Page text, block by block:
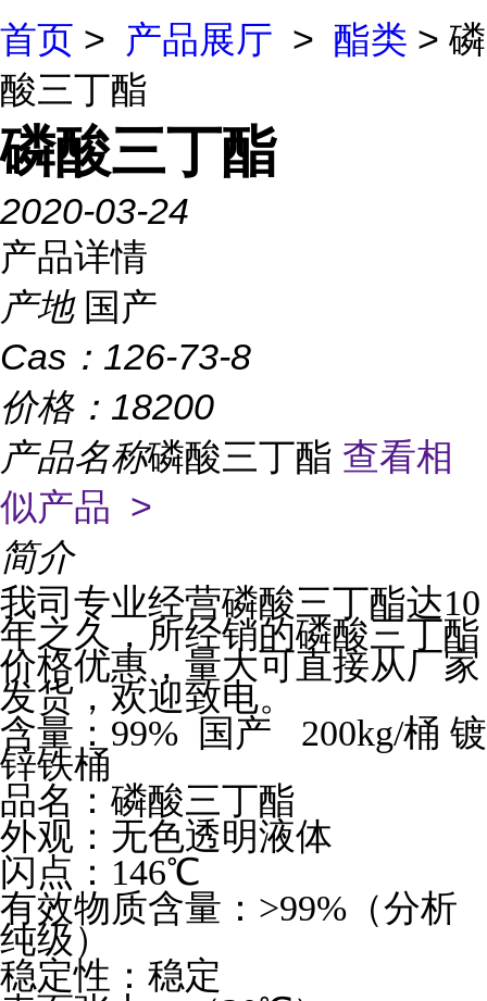
首页 > 产品展厅 > 酯类 > 磷
酸三丁酯
磷酸三丁酯
2020-03-24
产品详情
产地 国产
Cas： 126-73-8
价格： 18200
产品名称磷酸三丁酯 查看相
似产品 >
简介
我司专业经营磷酸三丁酯达10
年之久，所经销的磷酸三丁酯
价格优惠，量大可直接从厂家
发货，欢迎致电。
含量：99% 国产 200kg/桶 镀
锌铁桶
品名：磷酸三丁酯
外观：无色透明液体
闪点：146℃
有效物质含量：>99%（分析
纯级）
稳定性：稳定